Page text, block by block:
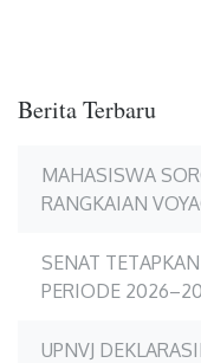
Berita Terbaru
MAHASISWA
RANGKAIAN
SENAT
PERIODE
UPNVJ